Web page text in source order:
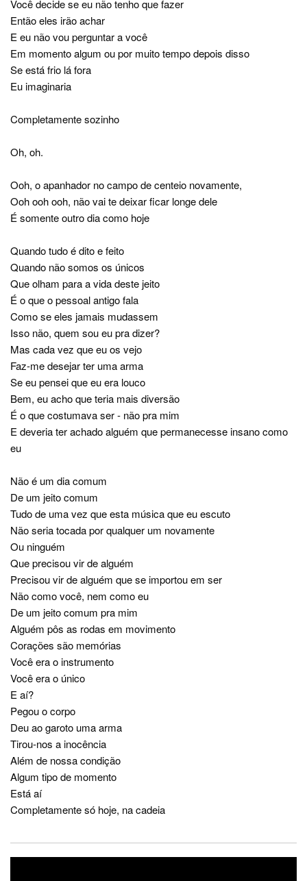
Você decide se eu não tenho que fazer
Então eles irão achar
E eu não vou perguntar a você
Em momento algum ou por muito tempo depois disso
Se está frio lá fora
Eu imaginaria
Completamente sozinho
Oh, oh.
Ooh, o apanhador no campo de centeio novamente,
Ooh ooh ooh, não vai te deixar ficar longe dele
É somente outro dia como hoje
Quando tudo é dito e feito
Quando não somos os únicos
Que olham para a vida deste jeito
É o que o pessoal antigo fala
Como se eles jamais mudassem
Isso não, quem sou eu pra dizer?
Mas cada vez que eu os vejo
Faz-me desejar ter uma arma
Se eu pensei que eu era louco
Bem, eu acho que teria mais diversão
É o que costumava ser - não pra mim
E deveria ter achado alguém que permanecesse insano como
eu
Não é um dia comum
De um jeito comum
Tudo de uma vez que esta música que eu escuto
Não seria tocada por qualquer um novamente
Ou ninguém
Que precisou vir de alguém
Precisou vir de alguém que se importou em ser
Não como você, nem como eu
De um jeito comum pra mim
Alguém pôs as rodas em movimento
Corações são memórias
Você era o instrumento
Você era o único
E aí?
Pegou o corpo
Deu ao garoto uma arma
Tirou-nos a inocência
Além de nossa condição
Algum tipo de momento
Está aí
Completamente só hoje, na cadeia